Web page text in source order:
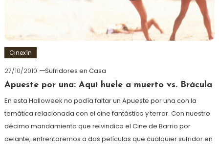
Cinexín
27/10/2010
Sufridores en Casa
Apueste por una: Aquí huele a muerto vs. Brácula
En esta Halloweek no podía faltar un Apueste por una con la
temática relacionada con el cine fantástico y terror. Con nuestro
décimo mandamiento que reivindica el Cine de Barrio por
delante, enfrentaremos a dos películas que cualquier sufridor en